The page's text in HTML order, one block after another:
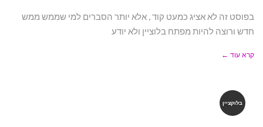
בפוסט זה לא אציג כמעט קוד , אלא יותר הסברים למי שממש ממש
חדש ורוצה להיות מפתח בלוציין ולא יודע
קרא עוד ←
בלוקציין